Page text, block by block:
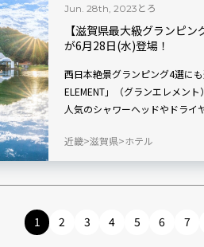
Jun. 28th, 2023 とろ
【滋賀県最大級グランピ
が6月28日(水)登場！
西日本絶景グランピング4選に
ELEMENT」（グランエレメン
人気のシャワーヘッドやドライ
近畿 滋賀県 ホテル
1 2 3 4 5 6 7